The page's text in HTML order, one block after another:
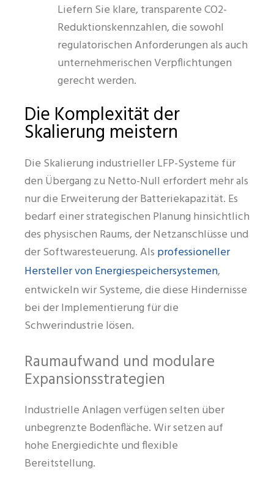
Liefern Sie klare, transparente CO2-
Reduktionskennzahlen, die sowohl
regulatorischen Anforderungen als auch
unternehmerischen Verpflichtungen
gerecht werden.
Die Komplexität der
Skalierung meistern
Die Skalierung industrieller LFP-Systeme für
den Übergang zu Netto-Null erfordert mehr als
nur die Erweiterung der Batteriekapazität. Es
bedarf einer strategischen Planung hinsichtlich
des physischen Raums, der Netzanschlüsse und
der Softwaresteuerung. Als professioneller
Hersteller von Energiespeichersystemen,
entwickeln wir Systeme, die diese Hindernisse
bei der Implementierung für die
Schwerindustrie lösen.
Raumaufwand und modulare
Expansionsstrategien
Industrielle Anlagen verfügen selten über
unbegrenzte Bodenfläche. Wir setzen auf
hohe Energiedichte und flexible
Bereitstellung.